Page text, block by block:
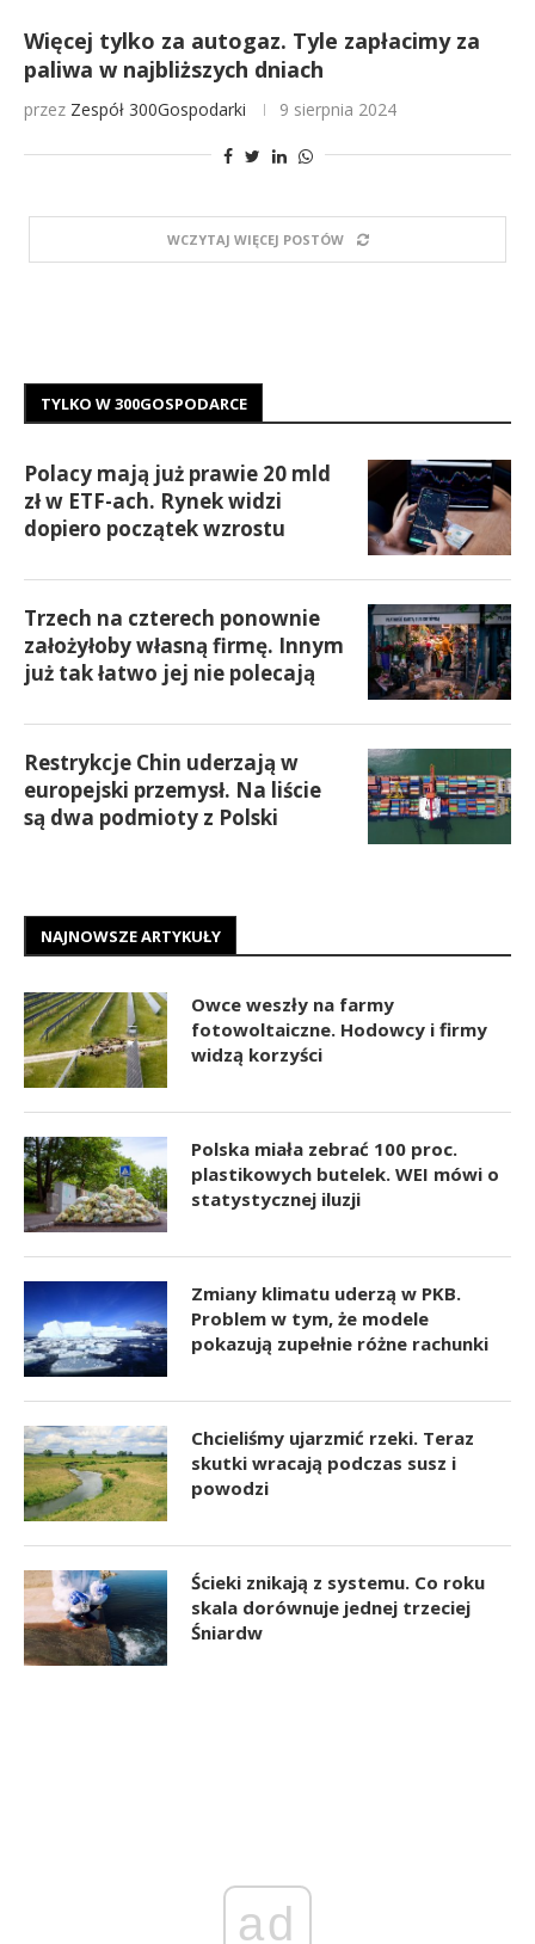
Więcej tylko za autogaz. Tyle zapłacimy za
paliwa w najbliższych dniach
przez Zespół 300Gospodarki 9 sierpnia 2024
WCZYTAJ WIĘCEJ POSTÓW
TYLKO W 300GOSPODARCE
Polacy mają już prawie 20 mld
zł w ETF-ach. Rynek widzi
dopiero początek wzrostu
Trzech na czterech ponownie
założyłoby własną firmę. Innym
już tak łatwo jej nie polecają
Restrykcje Chin uderzają w
europejski przemysł. Na liście
są dwa podmioty z Polski
NAJNOWSZE ARTYKUŁY
Owce weszły na farmy
fotowoltaiczne. Hodowcy i firmy
widzą korzyści
Polska miała zebrać 100 proc.
plastikowych butelek. WEI mówi o
statystycznej iluzji
Zmiany klimatu uderzą w PKB.
Problem w tym, że modele
pokazują zupełnie różne rachunki
Chcieliśmy ujarzmić rzeki. Teraz
skutki wracają podczas susz i
powodzi
Ścieki znikają z systemu. Co roku
skala dorównuje jednej trzeciej
Śniardw
ad